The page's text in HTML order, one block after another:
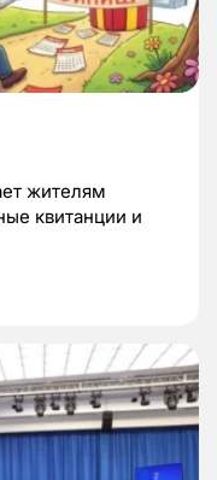
жителям
квитанции и